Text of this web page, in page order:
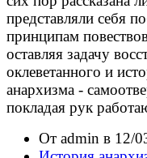
представляли себя
принципам
оставляя задачу
оклеветанного и
анархизма -
покладая рук
От admin в 12/